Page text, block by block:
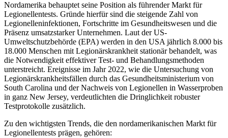
Nordamerika behauptet seine Position als führender Markt für
Legionellentests. Gründe hierfür sind die steigende Zahl von
Legionelleninfektionen, Fortschritte im Gesundheitswesen und die
Präsenz umsatzstarker Unternehmen. Laut der US-
Umweltschutzbehörde (EPA) werden in den USA jährlich 8.000 bis
18.000 Menschen mit Legionärskrankheit stationär behandelt, was
die Notwendigkeit effektiver Test- und Behandlungsmethoden
unterstreicht. Ereignisse im Jahr 2022, wie die Untersuchung von
Legionärskrankheitsfällen durch das Gesundheitsministerium von
South Carolina und der Nachweis von Legionellen in Wasserproben
in ganz New Jersey, verdeutlichten die Dringlichkeit robuster
Testprotokolle zusätzlich.
Zu den wichtigsten Trends, die den nordamerikanischen Markt für
Legionellentests prägen, gehören: